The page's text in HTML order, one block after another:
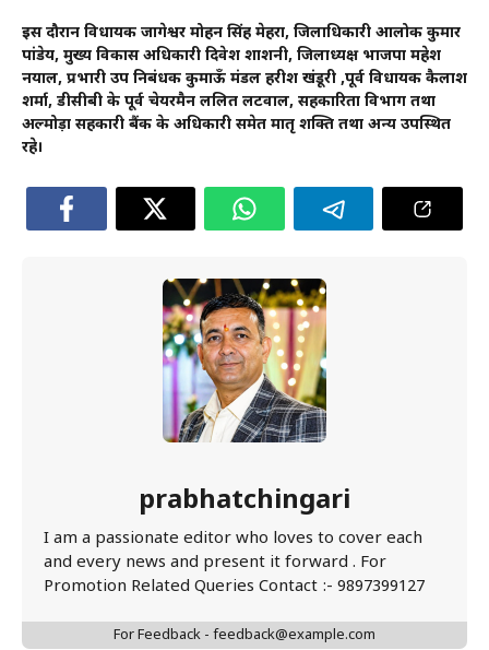
इस दौरान विधायक जागेश्वर मोहन सिंह मेहरा, जिलाधिकारी आलोक कुमार
पांडेय, मुख्य विकास अधिकारी दिवेश शाशनी, जिलाध्यक्ष भाजपा महेश
नयाल, प्रभारी उप निबंधक कुमाऊँ मंडल हरीश खंडूरी ,पूर्व विधायक कैलाश
शर्मा, डीसीबी के पूर्व चेयरमैन ललित लटवाल, सहकारिता विभाग तथा
अल्मोड़ा सहकारी बैंक के अधिकारी समेत मातृ शक्ति तथा अन्य उपस्थित
रहे।
prabhatchingari
I am a passionate editor who loves to cover each
and every news and present it forward . For
Promotion Related Queries Contact :- 9897399127
For Feedback - feedback@example.com